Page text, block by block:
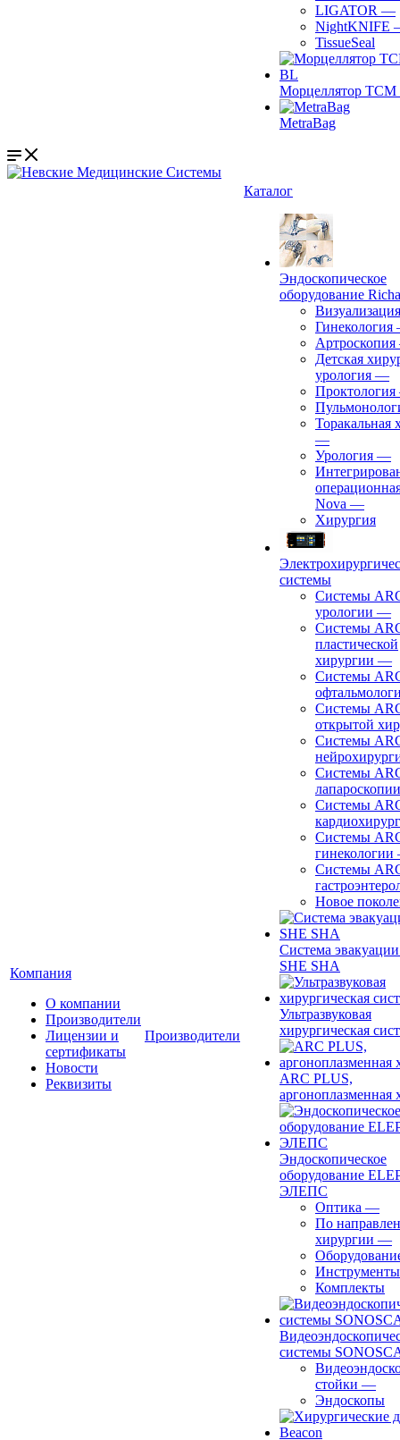
LIGATOR —
NightKNIFE
TissueSeal
Морцеллятор ТСМ
MetraBag
Компания
О компании
Производители
Лицензии и
сертификаты
Новости
Реквизиты
Производители
Каталог
Эндоскопическое
оборудование
Визуализация
Гинекология
Артроскопия
Детская
урология —
Проктология
Торакальная
—
Урология —
Nova —
Хирургия
системы
Системы
урологии —
Системы
пластической
хирургии —
Системы
Системы
открытой
Системы
Системы
лапароскопии
Системы
Системы
гинекологии
Системы
Новое
Система
SHE SHA
Ультразвуковая
хирургическая
ARC PLUS,
аргоноплазменная
Эндоскопическое
оборудование
ЭЛЕПС
Оптика —
По
хирургии —
Инструменты
Комплекты
системы
стойки —
Эндоскопы